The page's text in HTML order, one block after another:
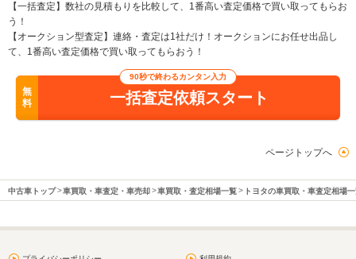
【一括査定】数社の見積もりを比較して、1番高い査定価格で買い取ってもらお
う！
【オークション型査定】連絡・査定は1社だけ！オークションにお任せ出品し
て、1番高い査定価格で買い取ってもらおう！
無
料
90秒で終わるカンタン入力
一括査定依頼スタート
ページトップへ
中古車トップ 車買取・車査定・車売却 車買取・査定相場一覧 トヨタの車買取・車査定相場